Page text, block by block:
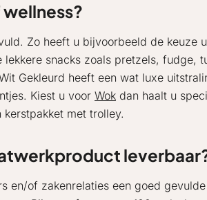
Zo heeft u bijvoorbeeld de keuze
snacks zoals pretzels, fudge,
Gekleurd heeft een wat luxe
Kiest u voor Wok dan haalt u
met trolley.
en/of zakenrelaties een goed